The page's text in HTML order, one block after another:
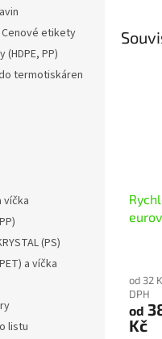
etikety
PP)
termotiskáren
víčka
(PS)
a víčka
listu
od 32
DPH
od
Kč